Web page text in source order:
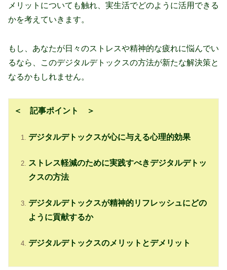
メリットについても触れ、実生活でどのように活用できる
かを考えていきます。
もし、あなたが日々のストレスや精神的な疲れに悩んでい
るなら、このデジタルデトックスの方法が新たな解決策と
なるかもしれません。
＜ 記事ポイント ＞
デジタルデトックスが心に与える心理的効果
ストレス軽減のために実践すべきデジタルデトッ
クスの方法
デジタルデトックスが精神的リフレッシュにどの
ように貢献するか
デジタルデトックスのメリットとデメリット